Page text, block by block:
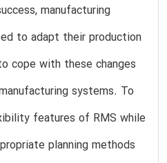
manufacturing
to adapt their production
cope with these changes
systems. To
features of RMS while
planning methods